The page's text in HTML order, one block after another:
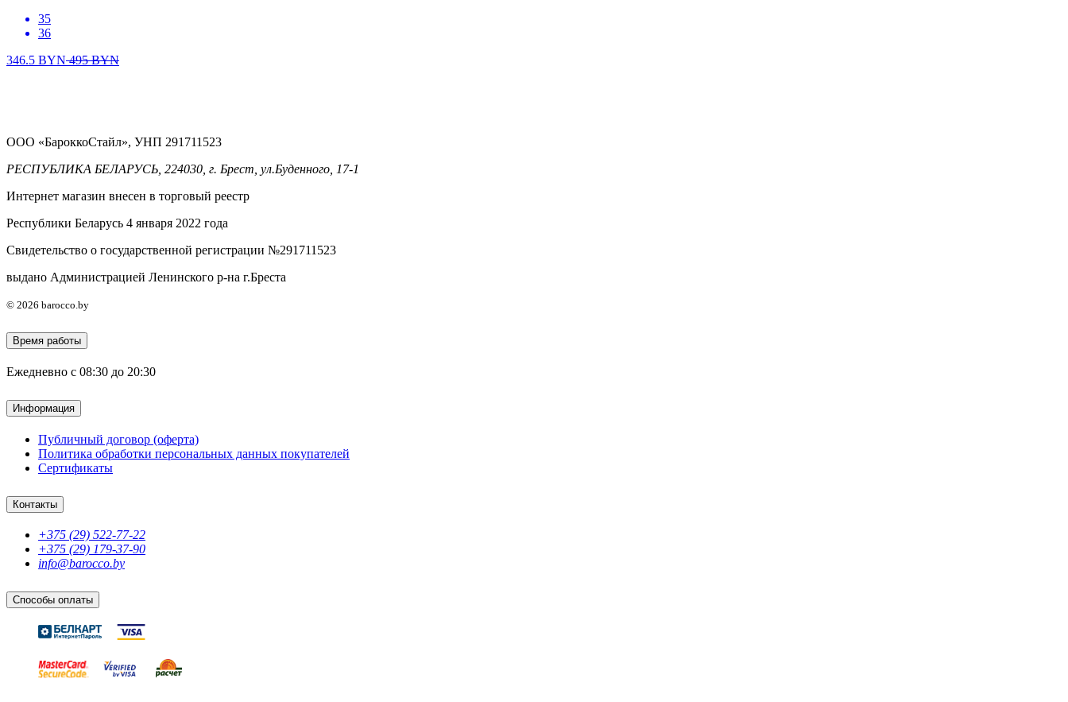
35
36
346.5 BYN495BYN
ООО «БароккоСтайл», УНП 291711523
РЕСПУБЛИКА БЕЛАРУСЬ, 224030, г. Брест, ул.Буденного, 17-1
Интернет магазин внесен в торговый реестр
Республики Беларусь 4 января 2022 года
Свидетельство о государственной регистрации №291711523
выдано Администрацией Ленинского р-на г.Бреста
© 2026 barocco.by
Время работы
Ежедневно с 08:30 до 20:30
Информация
Публичный договор (оферта)
Политика обработки персональных данных покупателей
Сертификаты
Контакты
+375 (29) 522-77-22
+375 (29) 179-37-90
info@barocco.by
Способы оплаты